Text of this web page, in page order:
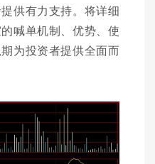
供有力支持。将详细
喊单机制、优势、使
为投资者提供全面而